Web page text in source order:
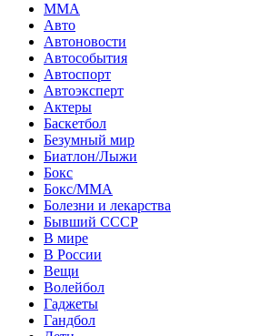
MMA
Авто
Автоновости
Автособытия
Автоспорт
Автоэксперт
Актеры
Баскетбол
Безумный мир
Биатлон/Лыжи
Бокс
Бокс/MMA
Болезни и лекарства
Бывший СССР
В мире
В России
Вещи
Волейбол
Гаджеты
Гандбол